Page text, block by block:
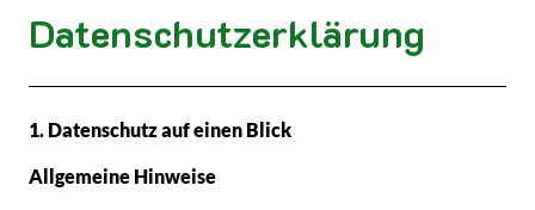
Datenschutzerklärung
Beschreibung
1. Datenschutz auf einen Blick
Allgemeine Hinweise